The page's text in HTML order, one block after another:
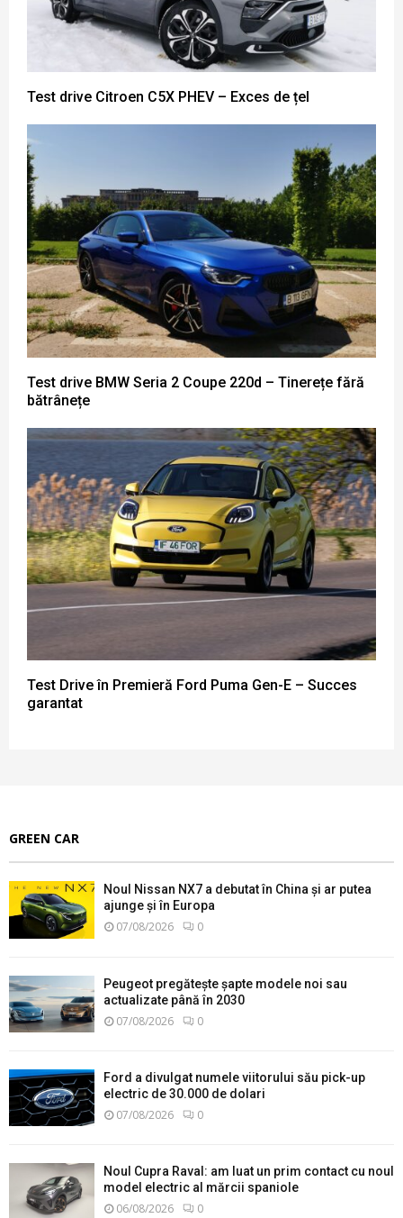
Test drive Citroen C5X PHEV – Exces de țel
Test drive BMW Seria 2 Coupe 220d – Tinerețe fără
bătrânețe
Test Drive în Premieră Ford Puma Gen-E – Succes
garantat
GREEN CAR
Noul Nissan NX7 a debutat în China și ar putea
ajunge și în Europa
07/08/2026 0
Peugeot pregătește șapte modele noi sau
actualizate până în 2030
07/08/2026 0
Ford a divulgat numele viitorului său pick-up
electric de 30.000 de dolari
07/08/2026 0
Noul Cupra Raval: am luat un prim contact cu noul
model electric al mărcii spaniole
06/08/2026 0